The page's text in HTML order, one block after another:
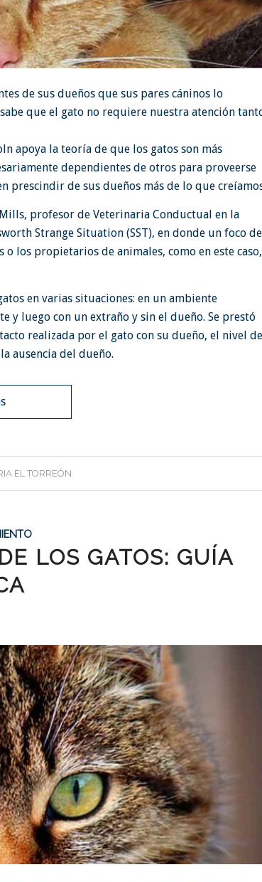
de sus dueños que sus pares cáninos lo
que el gato no requiere nuestra atención
apoya la teoría de que los gatos son más
dependientes de otros para proveerse
prescindir de sus dueños más de lo que
profesor de Veterinaria Conductual en la
Strange Situation (SST), en donde un foco de
los propietarios de animales, como en este caso,
en varias situaciones: en un ambiente
y luego con un extraño y sin el dueño. Se prestó
realizada por el gato con su dueño, el nivel
ausencia del dueño.
EL TORREÓN
LOS GATOS: GUÍA